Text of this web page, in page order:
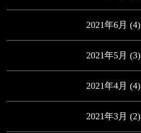
2021年6月 (4)
2021年5月 (3)
2021年4月 (4)
2021年3月 (2)